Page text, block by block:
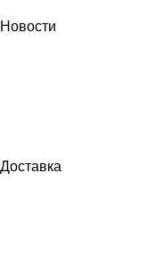
Новости
Доставка